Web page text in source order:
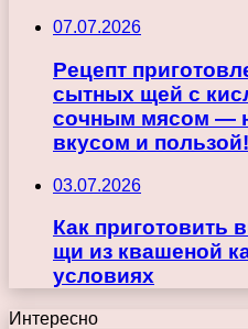
07.07.2026
Рецепт
сытных щей с
сочным мясом —
вкусом и пользой!
03.07.2026
Как приготовить
щи из квашеной
условиях
Интересно